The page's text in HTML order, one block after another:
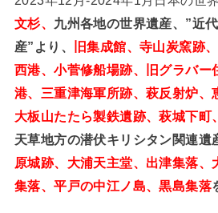
文杉、 九州各地の世界遺産、”近
産”より、
旧集成館、寺山炭窯跡
西港、小菅修船場跡、旧グラバー
港、三重津海軍所跡、萩反射炉、
大板山たたら製鉄遺跡、萩城下町
天草地方の潜伏キリシタン関連遺
原城跡、大浦天主堂、出津集落、
集落、平戸の中江ノ島、黒島集落